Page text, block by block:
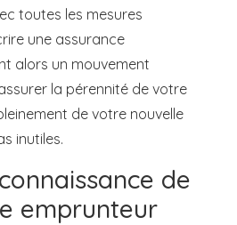
toutes les mesures
une assurance
alors un mouvement
la pérennité de votre
de votre nouvelle
inutiles.
de
emprunteur